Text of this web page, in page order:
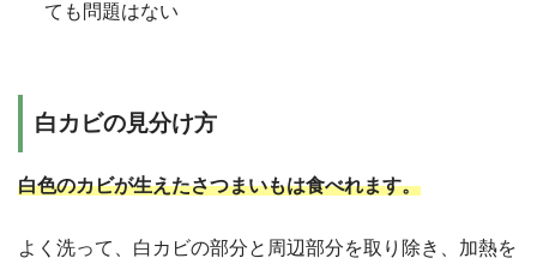
ても問題はない
白カビの見分け方
白色のカビが生えたさつまいもは食べれます。
よく洗って、白カビの部分と周辺部分を取り除き、加熱を